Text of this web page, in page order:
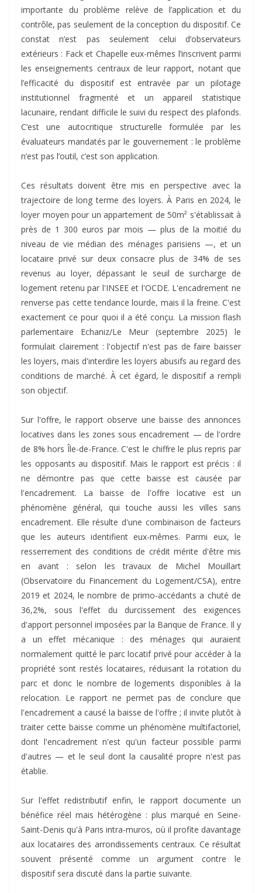
importante du problème relève de l’application et du
contrôle, pas seulement de la conception du dispositif. Ce
constat n’est pas seulement celui d’observateurs
extérieurs : Fack et Chapelle eux-mêmes l’inscrivent parmi
les enseignements centraux de leur rapport, notant que
l’efficacité du dispositif est entravée par un pilotage
institutionnel fragmenté et un appareil statistique
lacunaire, rendant difficile le suivi du respect des plafonds.
C’est une autocritique structurelle formulée par les
évaluateurs mandatés par le gouvernement : le problème
n’est pas l’outil, c’est son application.
Ces résultats doivent être mis en perspective avec la
trajectoire de long terme des loyers. À Paris en 2024, le
loyer moyen pour un appartement de 50m² s'établissait à
près de 1 300 euros par mois — plus de la moitié du
niveau de vie médian des ménages parisiens —, et un
locataire privé sur deux consacre plus de 34% de ses
revenus au loyer, dépassant le seuil de surcharge de
logement retenu par l'INSEE et l'OCDE. L'encadrement ne
renverse pas cette tendance lourde, mais il la freine. C'est
exactement ce pour quoi il a été conçu. La mission flash
parlementaire Echaniz/Le Meur (septembre 2025) le
formulait clairement : l'objectif n'est pas de faire baisser
les loyers, mais d'interdire les loyers abusifs au regard des
conditions de marché. À cet égard, le dispositif a rempli
son objectif.
Sur l'offre, le rapport observe une baisse des annonces
locatives dans les zones sous encadrement — de l'ordre
de 8% hors Île-de-France. C'est le chiffre le plus repris par
les opposants au dispositif. Mais le rapport est précis : il
ne démontre pas que cette baisse est causée par
l'encadrement. La baisse de l'offre locative est un
phénomène général, qui touche aussi les villes sans
encadrement. Elle résulte d'une combinaison de facteurs
que les auteurs identifient eux-mêmes. Parmi eux, le
resserrement des conditions de crédit mérite d'être mis
en avant : selon les travaux de Michel Mouillart
(Observatoire du Financement du Logement/CSA), entre
2019 et 2024, le nombre de primo-accédants a chuté de
36,2%, sous l'effet du durcissement des exigences
d'apport personnel imposées par la Banque de France. Il y
a un effet mécanique : des ménages qui auraient
normalement quitté le parc locatif privé pour accéder à la
propriété sont restés locataires, réduisant la rotation du
parc et donc le nombre de logements disponibles à la
relocation. Le rapport ne permet pas de conclure que
l'encadrement a causé la baisse de l'offre ; il invite plutôt à
traiter cette baisse comme un phénomène multifactoriel,
dont l'encadrement n'est qu'un facteur possible parmi
d'autres — et le seul dont la causalité propre n'est pas
établie.
Sur l'effet redistributif enfin, le rapport documente un
bénéfice réel mais hétérogène : plus marqué en Seine-
Saint-Denis qu'à Paris intra-muros, où il profite davantage
aux locataires des arrondissements centraux. Ce résultat
souvent présenté comme un argument contre le
dispositif sera discuté dans la partie suivante.